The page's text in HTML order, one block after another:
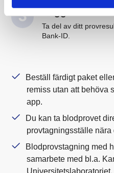
Logga in i
Ta del av ditt
Bank-ID.
Beställ färdigt paket
remiss utan att behöva
app.
Du kan ta blodprovet
provtagningsställe nära
Blodprovstagning med
samarbete med bl.a.
Universitetslaboratoriet.